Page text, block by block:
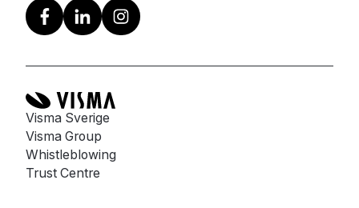
Visma Sverige
Visma Group
Whistleblowing
Trust Centre